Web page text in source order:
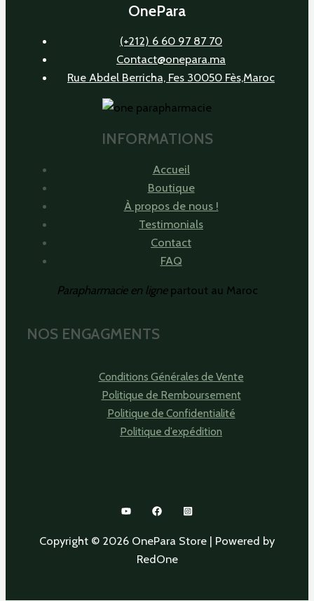
OnePara
(+212) 6 60 97 87 70
Contact@onepara.ma
Rue Abdel Berricha, Fes 30050 Fès,Maroc
INFORMATIONS
Accueil
Boutique
À propos de nous !
Testimonials
Contact
FAQ
Parapharmacie en lignepartout au Maroc
NOS ENGAGMENTS
Conditions Générales de Vente
Politique de Remboursement
Politique de Confidentialité
Politique d’expédition
Copyright © 2026 OnePara Store | Powered by
RedOne